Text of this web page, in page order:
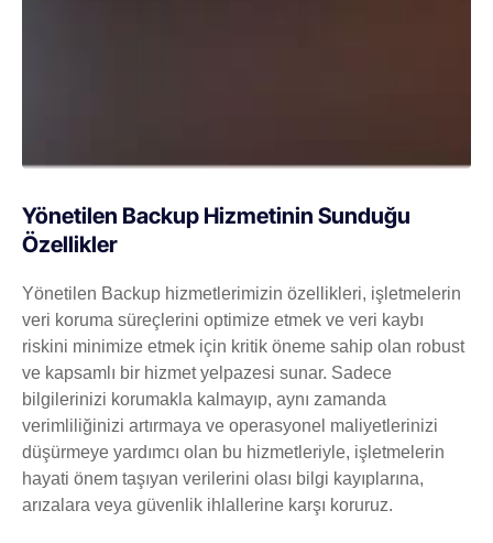
Yönetilen Backup Hizmetinin Sunduğu
Özellikler
Yönetilen Backup hizmetlerimizin özellikleri, işletmelerin
veri koruma süreçlerini optimize etmek ve veri kaybı
riskini minimize etmek için kritik öneme sahip olan robust
ve kapsamlı bir hizmet yelpazesi sunar. Sadece
bilgilerinizi korumakla kalmayıp, aynı zamanda
verimliliğinizi artırmaya ve operasyonel maliyetlerinizi
düşürmeye yardımcı olan bu hizmetleriyle, işletmelerin
hayati önem taşıyan verilerini olası bilgi kayıplarına,
arızalara veya güvenlik ihlallerine karşı koruruz.